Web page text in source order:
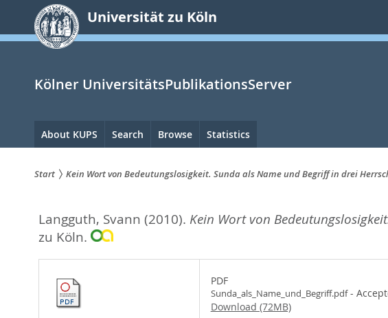
springen
Universität zu Köln
Kölner UniversitätsPublikationsServer
Hauptnavigation
About KUPS Search Browse Statistics
sind
hier:
Start Kein Wort von Bedeutungslosigkeit. Sunda als Name und Begriff in drei
Langguth, Svann (2010). Kein Wort von
zu Köln.
PDF
Sunda_als_Name_und_Begriff.pdf-
Download (72MB)